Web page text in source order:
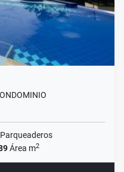
Parqueaderos
Área m2